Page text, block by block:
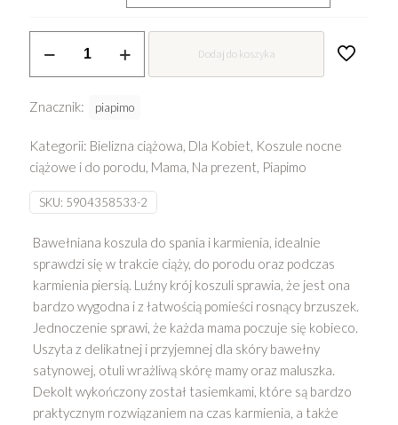
spania
karmienia
Piapimo
-
Chloe
Dodaj do koszyka
Znacznik: piapimo
Kategorii: Bielizna ciążowa, Dla Kobiet, Koszule nocne
ciążowe i do porodu, Mama, Na prezent, Piapimo
SKU: 5904358533-2
Bawełniana koszula do spania i karmienia, idealnie
sprawdzi się w trakcie ciąży, do porodu oraz podczas
karmienia piersią. Luźny krój koszuli sprawia, że jest ona
bardzo wygodna i z łatwością pomieści rosnący brzuszek.
Jednoczenie sprawi, że każda mama poczuje się kobieco.
Uszyta z delikatnej i przyjemnej dla skóry bawełny
satynowej, otuli wrażliwą skórę mamy oraz maluszka.
Dekolt wykończony został tasiemkami, które są bardzo
praktycznym rozwiązaniem na czas karmienia, a także